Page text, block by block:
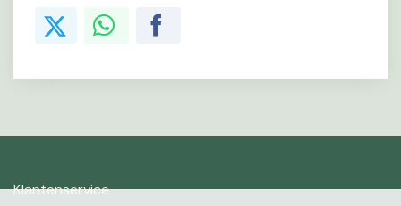
Klantenservice